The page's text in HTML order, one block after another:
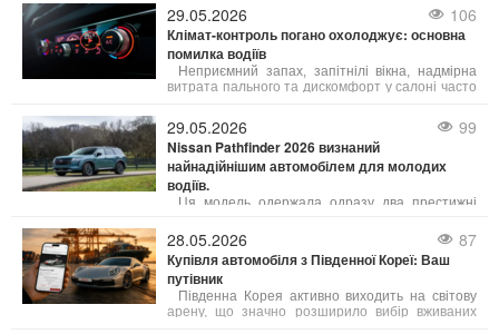
що на 18% менше порівняно з травнем 2025
року. У порівнянні з квітнем 2026 року попит на
нові авто також знизився на 11%.
29.05.2026 106
Клімат-контроль погано охолоджує: основна
помилка водіїв
Неприємний запах, запітнілі вікна, надмірна
витрата пального та дискомфорт у салоні часто
контролю. Багато водіїв вмикають систему на
максимум, не усвідомлюючи, що це може
негативно впливати не лише на комфорт, а й на
сам автомобіль.
29.05.2026 99
Nissan Pathfinder 2026 визнаний
найнадійнішим автомобілем для молодих
водіїв.
Ця модель одержала одразу два престижні
(Insurance Institute for Highway Safety) та
видання Consumer Reports включили її до
щорічного рейтингу «Найкращі нові авто для
підлітків». Це визнання збіглося з рекордними
роздрібними продажами автомобіля у квітні.
28.05.2026 87
Купівля автомобіля з Південної Кореї: Ваш
путівник
Південна Корея активно виходить на світову
арену, що значно розширило вибір вживаних